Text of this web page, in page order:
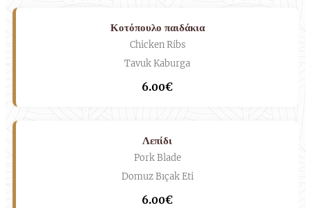
Κοτόπουλο παιδάκια
Chicken Ribs
Tavuk Kaburga
6.00€
Λεπίδι
Pork Blade
Domuz Bıçak Eti
6.00€